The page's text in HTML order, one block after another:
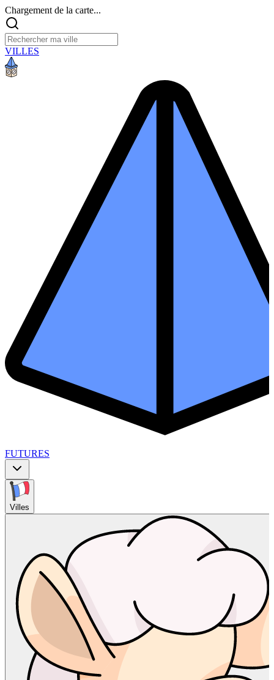
Chargement de la carte...
VILLES
FUTURES
Villes